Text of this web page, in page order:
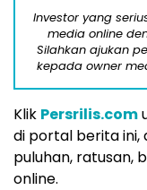
Investor yang
media online
Silahkan ajukan
kepada owner
Klik Persrilis.com
di portal berita ini,
puluhan, ratusan,
online.